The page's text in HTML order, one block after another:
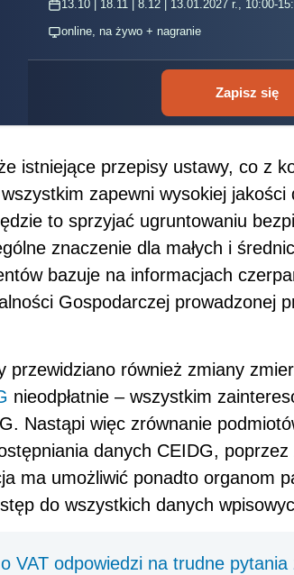
13.10 | 18.11 | 8.12 | 13.01.2027 r., 10:00-
online, na żywo + nagranie
Zapisz się
istniejące przepisy ustawy, co z
zapewni wysokiej jakości
to sprzyjać ugruntowaniu
znaczenie dla małych i
bazuje na informacjach
Gospodarczej prowadzonej
przewidziano również zmiany
nieodpłatnie – wszystkim
Nastąpi więc zrównanie
danych CEIDG, poprzez
ma umożliwić ponadto organom
do wszystkich danych
VAT odpowiedzi na trudne